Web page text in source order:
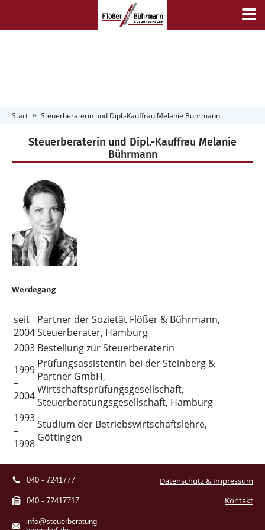
Start Steuerberaterin und Dipl.-Kauffrau Melanie Bührmann
Steuerberaterin und Dipl.-Kauffrau Melanie
Bührmann
Werdegang
seit
2004
Partner der Sozietät Flößer & Bührmann,
Steuerberater, Hamburg
2003 Bestellung zur Steuerberaterin
1999
–
2004
Prüfungsassistentin bei der Steinberg &
Partner GmbH,
Wirtschaftsprüfungsgesellschaft,
Steuerberatungsgesellschaft, Hamburg
1993
–
1998
Studium der Betriebswirtschaftslehre,
Göttingen
040 - 7241777
040 - 72417717
info@steuerberatung-
Datenschutz & Impressum
Kontakt